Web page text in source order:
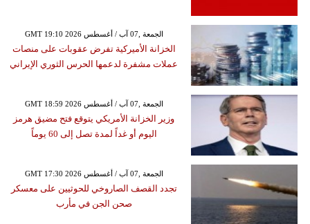
GMT 19:10 2026 الجمعة ,07 آب / أغسطس
الخزانة الأميركية تفرض عقوبات على منصات
عملات مشفرة لدعمها الحرس الثوري الإيراني
GMT 18:59 2026 الجمعة ,07 آب / أغسطس
وزير الخزانة الأمريكي يتوقع فتح مضيق هرمز
اليوم أو غداً لمدة تصل إلى 60 يوماً
GMT 17:30 2026 الجمعة ,07 آب / أغسطس
تجدد القصف الصاروخي للحوثيين على معسكر
صحن الجن في مأرب